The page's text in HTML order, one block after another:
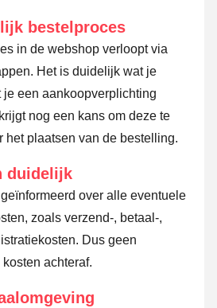
bestelproces
in de webshop verloopt via
Het is duidelijk wat je
je een aankoopverplichting
nog een kans om deze te
het plaatsen van de bestelling.
duidelijk
over alle eventuele
zoals verzend-, betaal-,
Dus geen
achteraf.